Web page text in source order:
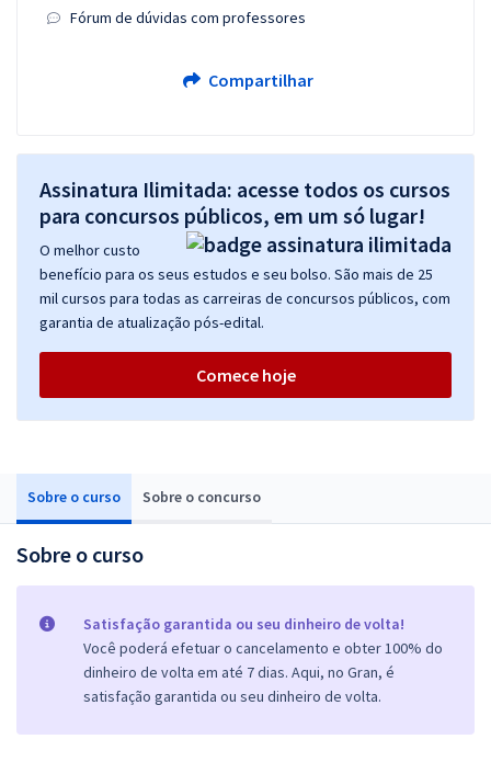
Sobre o curso Sobre o concurso
Sobre o curso
Satisfação garantida ou seu dinheiro de volta!
Você poderá efetuar o cancelamento e obter 100% do
dinheiro de volta em até 7 dias. Aqui, no Gran, é
satisfação garantida ou seu dinheiro de volta.
Fórum de dúvidas com professores
Compartilhar
Assinatura Ilimitada: acesse todos os cursos
para concursos públicos, em um só lugar!
O melhor custo
benefício para os seus estudos e seu bolso. São mais de 25
mil cursos para todas as carreiras de concursos públicos, com
garantia de atualização pós-edital.
Comece hoje